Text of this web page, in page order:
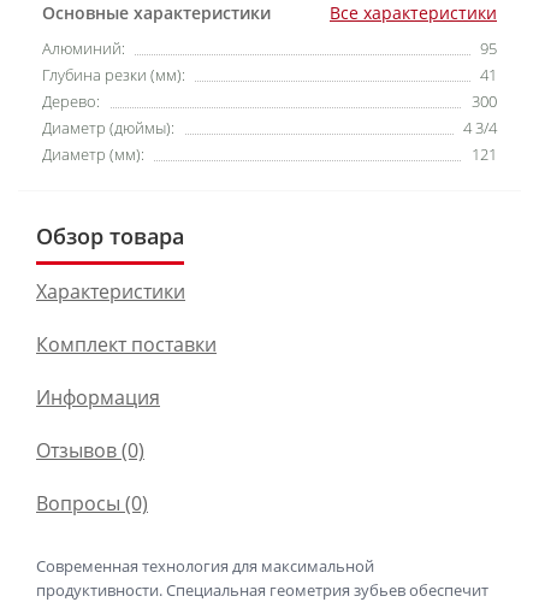
Основные характеристики Все характеристики
Алюминий:
95
Глубина резки (мм):
41
Дерево:
300
Диаметр (дюймы):
4 3/4
Диаметр (мм):
121
Обзор товара
Характеристики
Комплект поставки
Информация
Отзывов (0)
Вопросы (0)
Современная технология для максимальной
продуктивности. Специальная геометрия зубьев обеспечит